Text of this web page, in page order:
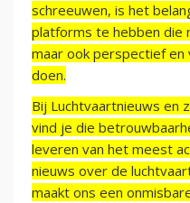
schreeuwen, is het
platforms te hebben die
maar ook perspectief
doen.
Bij Luchtvaartnieuws en
vind je die
leveren van het meest
nieuws over de
maakt ons een